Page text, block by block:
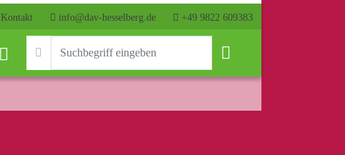
Kontakt info@dav-hesselberg.de +49 9822 609383